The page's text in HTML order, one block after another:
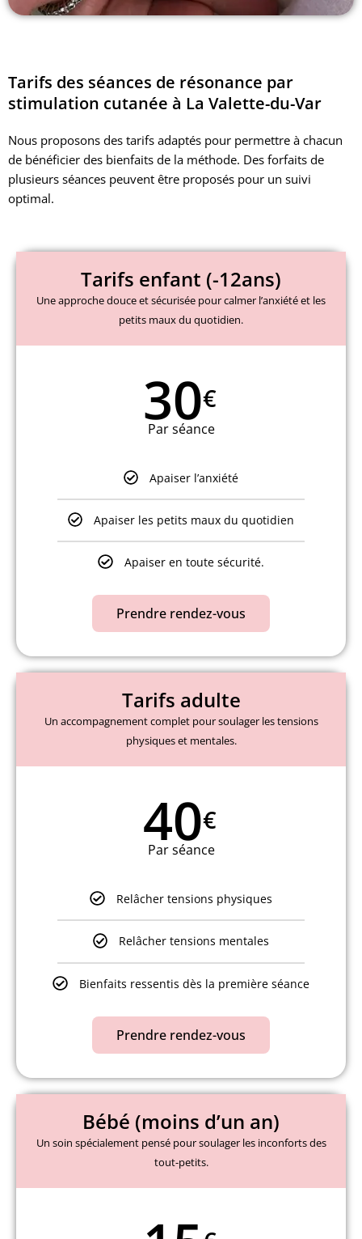
Tarifs des séances de résonance par
stimulation cutanée à La Valette-du-Var
Nous proposons des tarifs adaptés pour permettre à chacun
de bénéficier des bienfaits de la méthode. Des forfaits de
plusieurs séances peuvent être proposés pour un suivi
optimal.
Tarifs enfant (-12ans)
Une approche douce et sécurisée pour calmer l’anxiété et les
petits maux du quotidien.
30€
Par séance
Apaiser l’anxiété
Apaiser les petits maux du quotidien
Apaiser en toute sécurité.
Prendre rendez-vous
Tarifs adulte
Un accompagnement complet pour soulager les tensions
physiques et mentales.
40€
Par séance
Relâcher tensions physiques
Relâcher tensions mentales
Bienfaits ressentis dès la première séance
Prendre rendez-vous
Bébé (moins d’un an)
Un soin spécialement pensé pour soulager les inconforts des
tout-petits.